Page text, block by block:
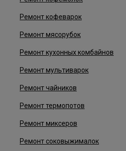
Ремонт кофеварок
Ремонт мясорубок
Ремонт кухонных комбайнов
Ремонт мультиварок
Ремонт чайников
Ремонт термопотов
Ремонт миксеров
Ремонт соковыжималок